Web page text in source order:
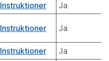
Instruktioner
Ja
Instruktioner Ja
Instruktioner
Ja